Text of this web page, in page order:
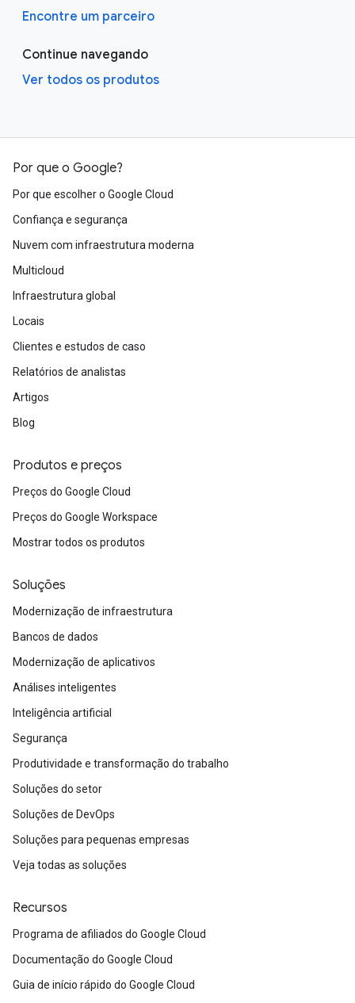
Encontre um parceiro
Continue navegando
Ver todos os produtos
Por que o Google?
Por que escolher o Google Cloud
Confiança e segurança
Nuvem com infraestrutura moderna
Multicloud
Infraestrutura global
Locais
Clientes e estudos de caso
Relatórios de analistas
Artigos
Blog
Produtos e preços
Preços do Google Cloud
Preços do Google Workspace
Mostrar todos os produtos
Soluções
Modernização de infraestrutura
Bancos de dados
Modernização de aplicativos
Análises inteligentes
Inteligência artificial
Segurança
Produtividade e transformação do trabalho
Soluções do setor
Soluções de DevOps
Soluções para pequenas empresas
Veja todas as soluções
Recursos
Programa de afiliados do Google Cloud
Documentação do Google Cloud
Guia de início rápido do Google Cloud